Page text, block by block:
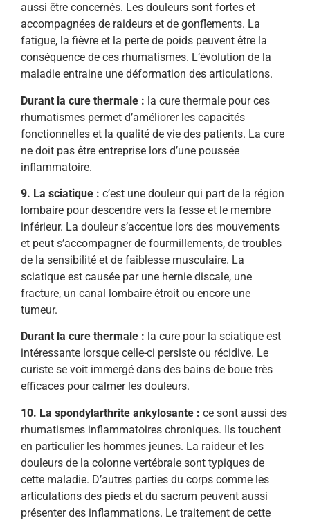
aussi être concernés. Les douleurs sont fortes et
accompagnées de raideurs et de gonflements. La
fatigue, la fièvre et la perte de poids peuvent être la
conséquence de ces rhumatismes. L’évolution de la
maladie entraine une déformation des articulations.
Durant la cure thermale : la cure thermale pour ces
rhumatismes permet d’améliorer les capacités
fonctionnelles et la qualité de vie des patients. La cure
ne doit pas être entreprise lors d’une poussée
inflammatoire.
9. La sciatique : c’est une douleur qui part de la région
lombaire pour descendre vers la fesse et le membre
inférieur. La douleur s’accentue lors des mouvements
et peut s’accompagner de fourmillements, de troubles
de la sensibilité et de faiblesse musculaire. La
sciatique est causée par une hernie discale, une
fracture, un canal lombaire étroit ou encore une
tumeur.
Durant la cure thermale : la cure pour la sciatique est
intéressante lorsque celle-ci persiste ou récidive. Le
curiste se voit immergé dans des bains de boue très
efficaces pour calmer les douleurs.
10. La spondylarthrite ankylosante : ce sont aussi des
rhumatismes inflammatoires chroniques. Ils touchent
en particulier les hommes jeunes. La raideur et les
douleurs de la colonne vertébrale sont typiques de
cette maladie. D’autres parties du corps comme les
articulations des pieds et du sacrum peuvent aussi
présenter des inflammations. Le traitement de cette